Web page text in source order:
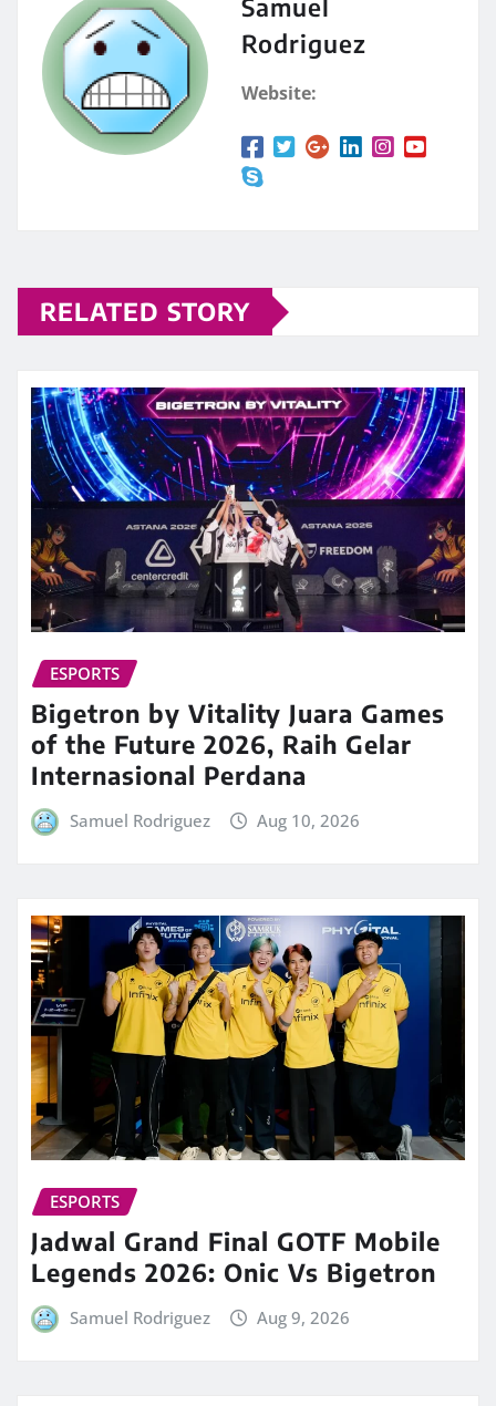
Samuel
Rodriguez
Website:
RELATED STORY
ESPORTS
Bigetron by Vitality Juara Games
of the Future 2026, Raih Gelar
Internasional Perdana
Samuel Rodriguez Aug 10, 2026
ESPORTS
Jadwal Grand Final GOTF Mobile
Legends 2026: Onic Vs Bigetron
Samuel Rodriguez Aug 9, 2026